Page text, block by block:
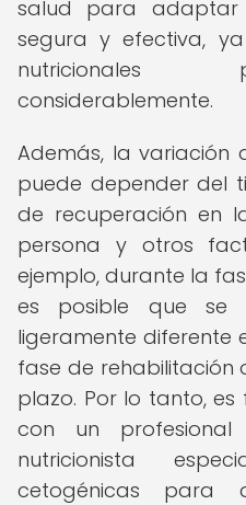
salud para
segura y efectiva,
nutricionales
considerablemente.
Además, la variación
puede depender del
de recuperación en
persona y otros
ejemplo, durante la
es posible que se
ligeramente diferente
fase de rehabilitación
plazo. Por lo tanto,
con un
nutricionista
cetogénicas para